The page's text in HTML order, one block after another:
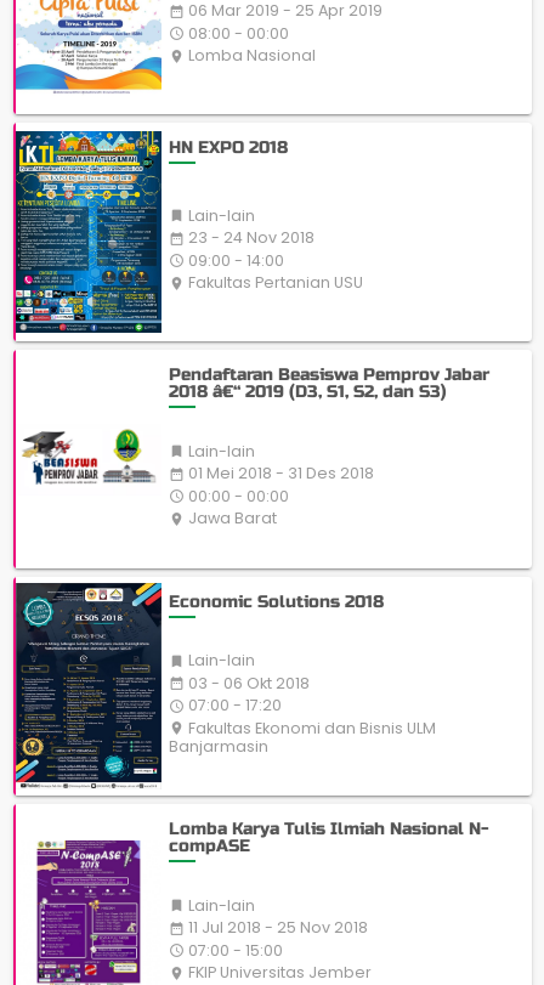
date_range 06 Mar 2019 - 25 Apr 2019
access_time 08:00 - 00:00
place Lomba Nasional
HN EXPO 2018
Lain-lain
date_range 23 - 24 Nov 2018
access_time 09:00 - 14:00
place Fakultas Pertanian USU
Pendaftaran Beasiswa Pemprov Jabar
2018 â€“ 2019 (D3, S1, S2, dan S3)
Lain-lain
date_range 01 Mei 2018 - 31 Des 2018
access_time 00:00 - 00:00
place Jawa Barat
Economic Solutions 2018
 Lain-lain
date_range 03 - 06 Okt 2018
access_time 07:00 - 17:20
place Fakultas Ekonomi dan Bisnis ULM
Banjarmasin
Lomba Karya Tulis Ilmiah Nasional N-
compASE
Lain-lain
date_range 11 Jul 2018 - 25 Nov 2018
access_time 07:00 - 15:00
place FKIP Universitas Jember